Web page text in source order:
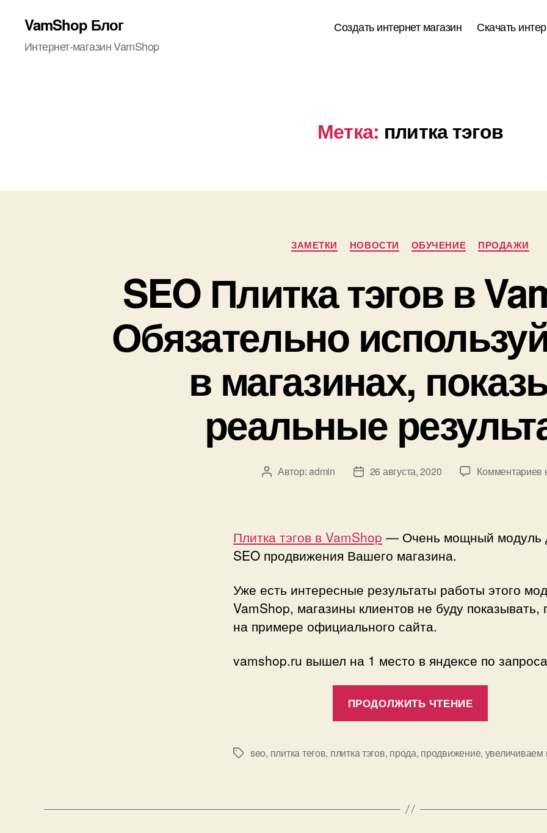
VamShop Блог
Интернет-магазин VamShop
Создать интернет магазин Скачать
Метка: плитка тэгов
Рубрики
ЗАМЕТКИ НОВОСТИ ОБУЧЕНИЕ ПРОДАЖИ
SEO Плитка тэгов в
Обязательно
в магазинах,
реальные
Автор
Автор:admin
Дата26 августа, 2020 Комментариев к
в
у
Плитка тэгов в VamShop — Очень мощный модуль
SEO продвижения Вашего магазина.
Уже есть интересные результаты работы этого
VamShop, магазины клиентов не буду показывать,
на примере официального сайта.
vamshop.ru вышел на 1 место в яндексе по
ПРОДОЛЖИТЬ ЧТЕНИЕ
в
Меткиseo, плитка тегов, плитка тэгов, прода, продвижение, увеличиваем